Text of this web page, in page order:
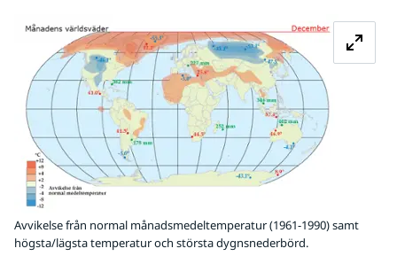
Avvikelse från normal månadsmedeltemperatur (1961-1990) samt
högsta/lägsta temperatur och största dygnsnederbörd.